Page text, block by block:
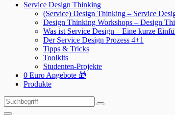
Service Design Thinking
(Service) Design Thinking – Service
Design Thinking Workshops – Design
Was ist Service Design – Eine kurze
Der Service Design Prozess 4+1
Tipps & Tricks
Toolkits
Studenten-Projekte
0 Euro Angebote 🎁
Produkte
Suchen
nach:
Suchen